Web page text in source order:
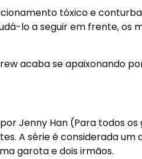
tóxico e
lo a seguir em frente, os
acaba se apaixonando
Jenny Han (Para todos
A série é considerada
garota e dois irmãos.